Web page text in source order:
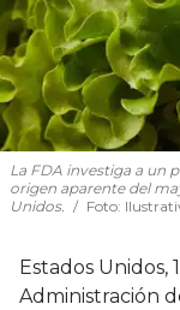
La FDA investiga a un
origen aparente del
Unidos.
Foto:
Estados Unidos,
Administración